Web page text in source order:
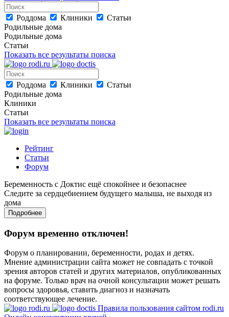
Роддома Клиники
Статьи
Родильные дома
Родильные дома
Статьи
Показать все результаты поиска
Роддома Клиники
Статьи
Родильные дома
Клиники
Статьи
Показать все результаты поиска
Рейтинг
Статьи
Форум
Беременность с Доктис ещё спокойнее и безопаснее
Следите за сердцебиением будущего малыша, не выходя из
дома
Подробнее
Форум временно отключен!
Форум о планировании, беременности, родах и детях.
Мнение администрации сайта может не совпадать с точкой
зрения авторов статей и других материалов, опубликованных
на форуме. Только врач на очной консультации может решать
вопросы здоровья, ставить диагноз и назначать
соответствующее лечение.
Правила пользования сайтом rodi.ru